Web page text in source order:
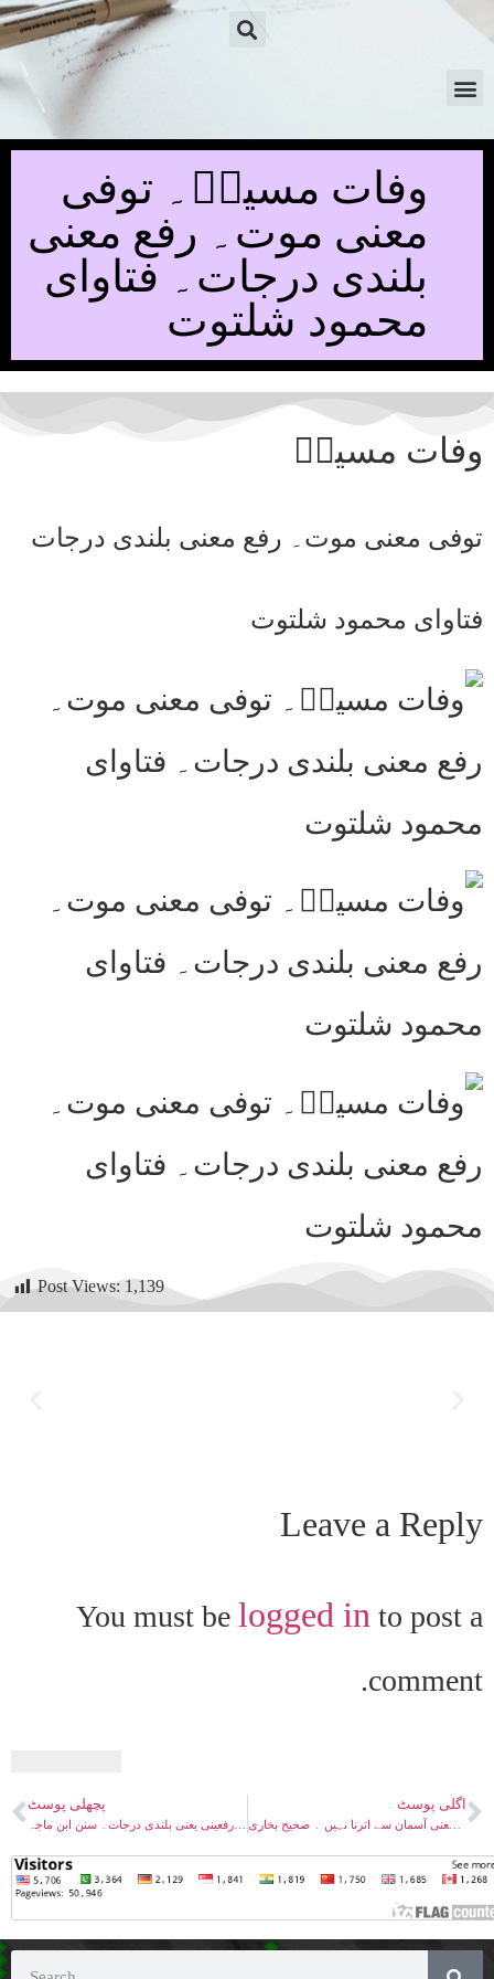
وفات مسیحؑ۔ توفی
معنی موت۔ رفع معنی
بلندی درجات۔ فتاوای
محمود شلتوت
وفات مسیحؑ
توفی معنی موت۔ رفع معنی بلندی درجات
فتاوای محمود شلتوت
Post Views: 1,139
Leave a Reply
You must be logged in to post a
comment.
پچھلی پوسٹ اگلی پوسٹ
وفات مسیحؑ۔ نزول کے معنی آسمان سے اترنا نہیں ۔ صحیح بخاری